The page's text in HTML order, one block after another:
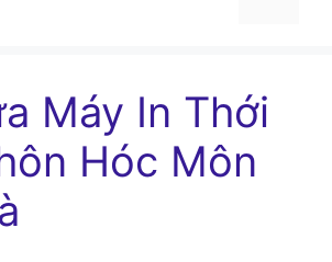
Máy In Thới
Hóc Môn